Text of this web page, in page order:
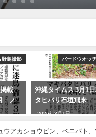
野鳥撮影
載
ノ
バードウオッ
沖縄タイムス 3月1
タヒバリ石垣飛来
2026年3月1日
ウアカショウビン、ベニバト、